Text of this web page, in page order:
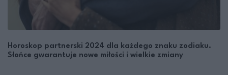
Horoskop partnerski 2024 dla każdego znaku zodiaku.
Słońce gwarantuje nowe miłości i wielkie zmiany